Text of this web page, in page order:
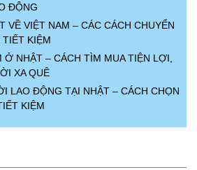
ĐỘNG
VỀ VIỆT NAM – CÁC CÁCH CHUYỂN
TIẾT KIỆM
Ở NHẬT – CÁCH TÌM MUA TIỆN LỢI,
XA QUÊ
LAO ĐỘNG TẠI NHẬT – CÁCH CHỌN
KIỆM